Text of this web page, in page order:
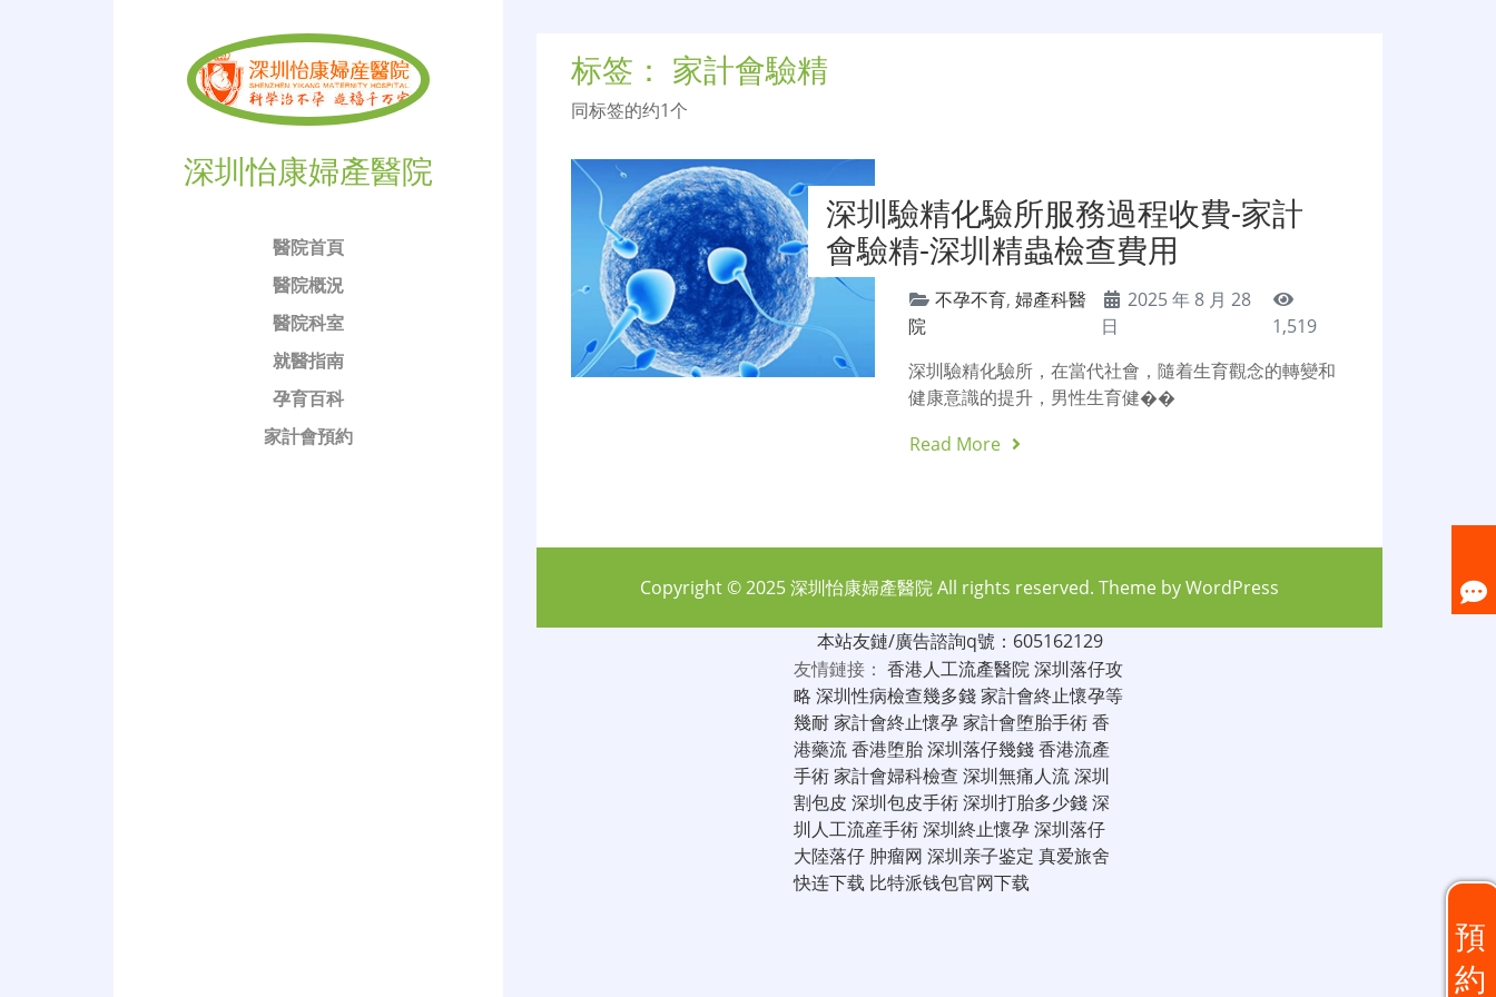
深圳怡康婦產醫院
醫院首頁
醫院概況
醫院科室
就醫指南
孕育百科
家計會預約
标签： 家計會驗精
同标签的约1个
深圳驗精化驗所服務過程收費-家計
會驗精-深圳精蟲檢查費用
不孕不育,婦產科醫
院
2025 年 8 月 28
日
1,519
深圳驗精化驗所，在當代社會，隨着生育觀念的轉變和
健康意識的提升，男性生育健��
Read More
預
約
Copyright © 2025深圳怡康婦產醫院All rights reserved. Theme byWordPress
本站友鏈/廣告諮詢q號：605162129
友情鏈接： 香港人工流產醫院深圳落仔攻
略 深圳性病檢查幾多錢家計會終止懷孕等
幾耐家計會終止懷孕家計會堕胎手術香
港藥流香港堕胎深圳落仔幾錢香港流產
手術家計會婦科檢查 深圳無痛人流深圳
割包皮 深圳包皮手術深圳打胎多少錢深
圳人工流産手術深圳終止懷孕深圳落仔
大陸落仔 肿瘤网 深圳亲子鉴定 真爱旅舍
快连下载 比特派钱包官网下载